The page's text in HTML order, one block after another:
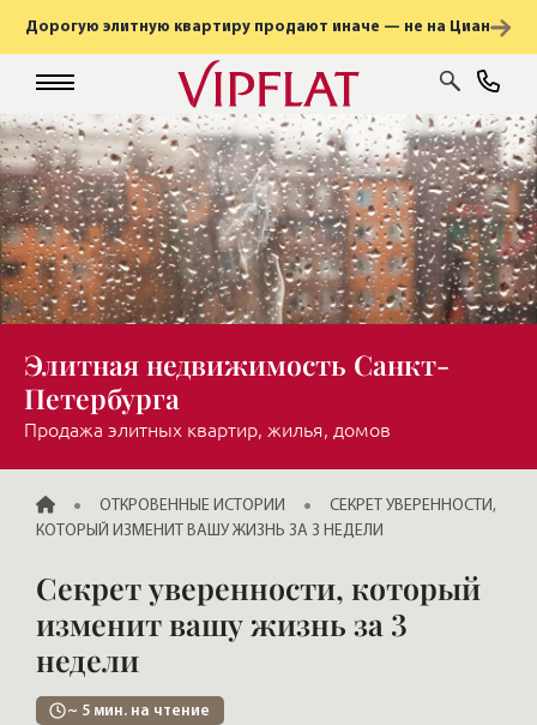
Дорогую элитную квартиру продают иначе — не на Циан
Элитная недвижимость Санкт-
Петербурга
Продажа элитных квартир, жилья, домов
ГЛАВНАЯОТКРОВЕННЫЕ ИСТОРИИ
СЕКРЕТ УВЕРЕННОСТИ,
КОТОРЫЙ ИЗМЕНИТ ВАШУ ЖИЗНЬ ЗА 3 НЕДЕЛИ
Секрет уверенности, который
изменит вашу жизнь за 3
недели
~ 5 мин. на чтение